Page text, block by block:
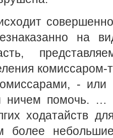
на
-
ничем помочь.
ходатайств
более